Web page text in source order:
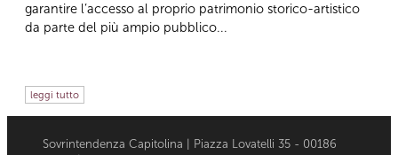
garantire l’accesso al proprio patrimonio storico-artistico
da parte del più ampio pubblico...
leggi tutto
Sovrintendenza Capitolina | Piazza Lovatelli 35 - 00186